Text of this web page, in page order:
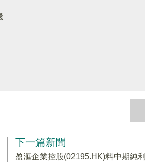
下一篇新聞
盈滙企業控股(02195.HK)料中期純